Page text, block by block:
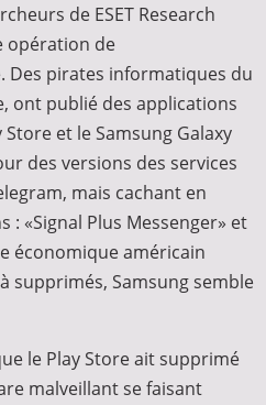
de ESET Research
opération de
Des pirates informatiques du
ont publié des applications
et le Samsung Galaxy
des versions des services
mais cachant en
: «Signal Plus Messenger» et
économique américain
supprimés, Samsung semble
le Play Store ait supprimé
malveillant se faisant